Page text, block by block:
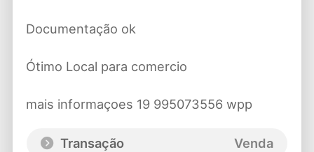
Documentação ok
Ótimo Local para comercio
mais informaçoes 19 995073556 wpp
Transação
Venda